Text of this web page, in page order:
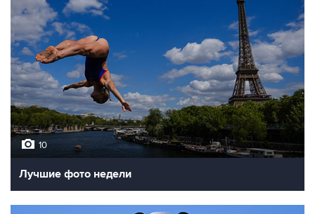
10
Лучшие фото недели